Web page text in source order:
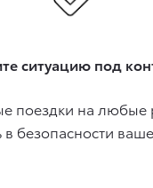
ситуацию под
поездки на любые
в безопасности